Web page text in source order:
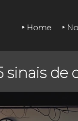
‣ Home ‣
sinais de